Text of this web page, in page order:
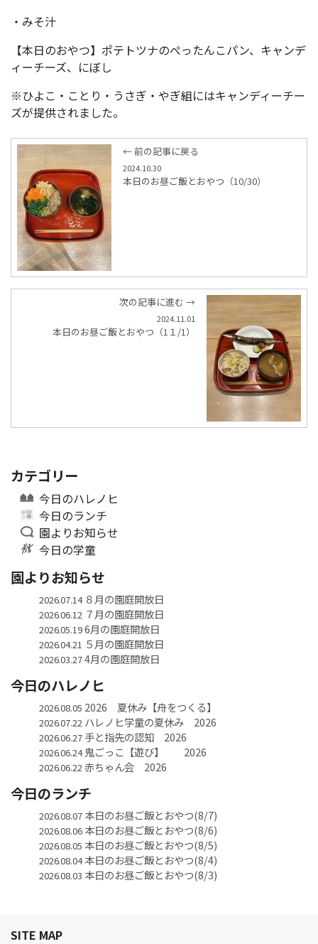
・みそ汁
【本日のおやつ】ポテトツナのぺったんこパン、キャンデ
ィーチーズ、にぼし
※ひよこ・ことり・うさぎ・やぎ組にはキャンディーチー
ズが提供されました。
← 前の記事に戻る
2024.10.30
本日のお昼ご飯とおやつ（10/30）
次の記事に進む →
2024.11.01
本日のお昼ご飯とおやつ（1１/1）
カテゴリー
今日のハレノヒ
今日のランチ
園よりお知らせ
今日の学童
園よりお知らせ
2026.07.14８月の園庭開放日
2026.06.12 ７月の園庭開放日
2026.05.196月の園庭開放日
2026.04.21 ５月の園庭開放日
2026.03.274月の園庭開放日
今日のハレノヒ
2026.08.05 2026 夏休み【舟をつくる】
2026.07.22 ハレノヒ学童の夏休み 2026
2026.06.27手と指先の認知 2026
2026.06.24鬼ごっこ【遊び】 2026
2026.06.22赤ちゃん会 2026
今日のランチ
2026.08.07本日のお昼ご飯とおやつ(8/7)
2026.08.06本日のお昼ご飯とおやつ(8/6)
2026.08.05 本日のお昼ご飯とおやつ(8/5)
2026.08.04本日のお昼ご飯とおやつ(8/4)
2026.08.03 本日のお昼ご飯とおやつ(8/3)
SITE MAP